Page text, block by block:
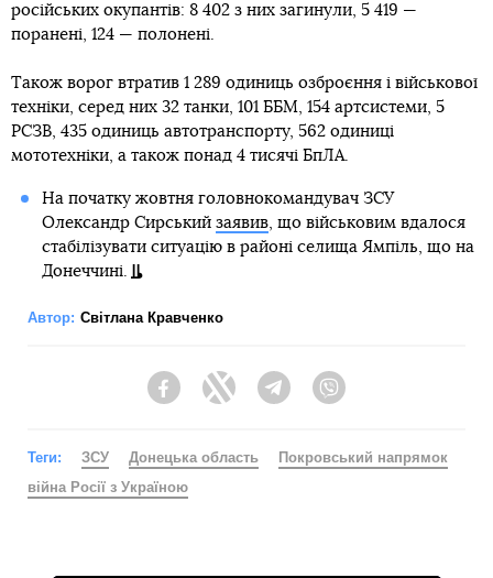
російських окупантів: 8 402 з них загинули, 5 419 —
поранені, 124 — полонені.
Також ворог втратив 1 289 одиниць озброєння і військової
техніки, серед них 32 танки, 101 ББМ, 154 артсистеми, 5
РСЗВ, 435 одиниць автотранспорту, 562 одиниці
мототехніки, а також понад 4 тисячі БпЛА.
На початку жовтня головнокомандувач ЗСУ
Олександр Сирський заявив, що військовим вдалося
стабілізувати ситуацію в районі селища Ямпіль, що на
Донеччині.
Автор: Світлана Кравченко
FacebookTwitter Telegram
Теги: ЗСУ Донецька область
Покровський напрямок
війна Росії з Україною